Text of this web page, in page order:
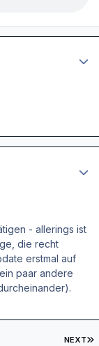
- allerings ist
die recht
erstmal auf
paar andere
NEXT